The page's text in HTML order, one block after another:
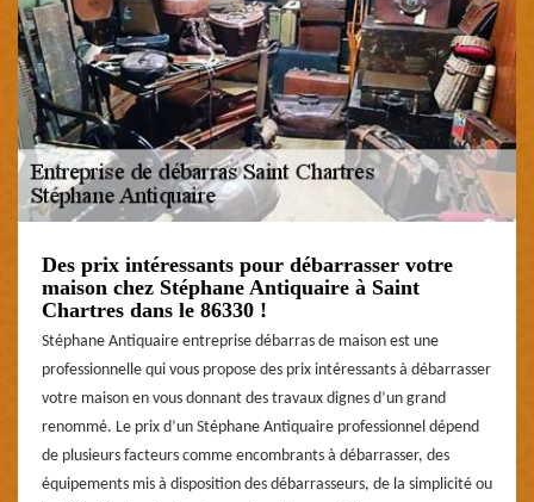
Des prix intéressants pour débarrasser votre
maison chez Stéphane Antiquaire à Saint
Chartres dans le 86330 !
Stéphane Antiquaire entreprise débarras de maison est une
professionnelle qui vous propose des prix intéressants à débarrasser
votre maison en vous donnant des travaux dignes d’un grand
renommé. Le prix d’un Stéphane Antiquaire professionnel dépend
de plusieurs facteurs comme encombrants à débarrasser, des
équipements mis à disposition des débarrasseurs, de la simplicité ou